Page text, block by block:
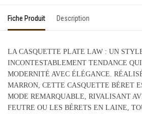
Fiche Produit Description
LA CASQUETTE PLATE LAW : UN
INCONTESTABLEMENT TENDANCE
MODERNITÉ AVEC ÉLÉGANCE.
MARRON, CETTE CASQUETTE BÉRET
MODE REMARQUABLE, RIVALISANT
FEUTRE OU LES BÉRETS EN LAINE,